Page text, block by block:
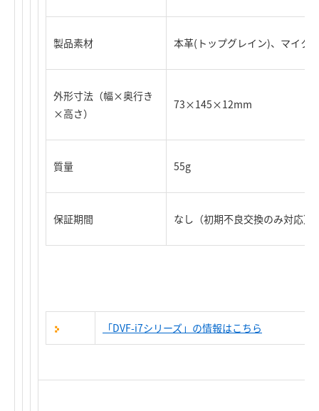
製品素材 本革(トップグレイン)、マイク
外形寸法（幅×奥行き
×高さ）
73×145×12mm
質量 55g
保証期間 なし（初期不良交換のみ対応）
「DVF-i7シリーズ」の情報はこちら